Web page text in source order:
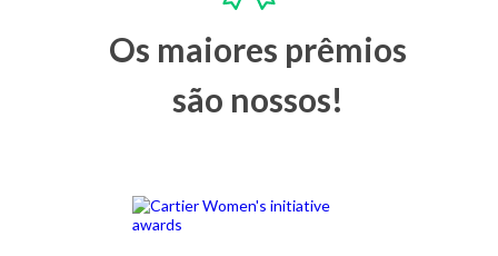
Os maiores prêmios
são nossos!